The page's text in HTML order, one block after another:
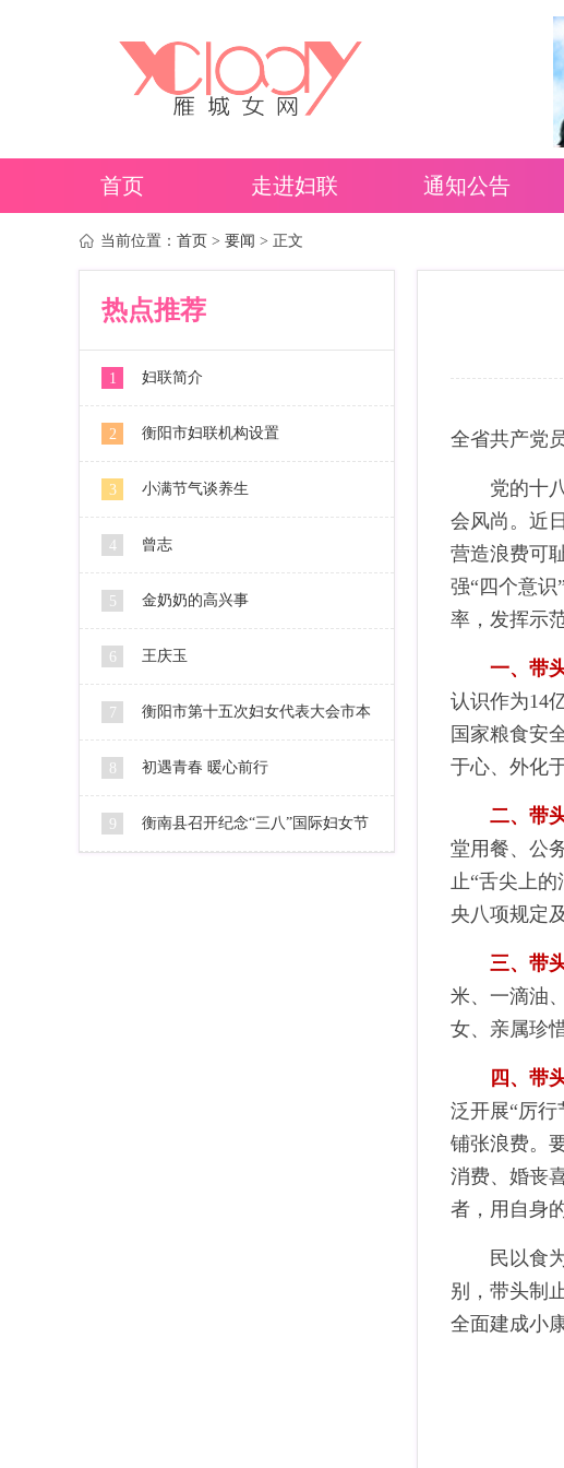
首页 走进妇联 通知公告
当前位置： 首页 > 要闻 > 正文
热点推荐
1 妇联简介
2 衡阳市妇联机构设置
3 小满节气谈养生
4 曾志
5 金奶奶的高兴事
6 王庆玉
7 衡阳市第十五次妇女代表大会市本
级代表人选公示
8 初遇青春 暖心前行
9 衡南县召开纪念“三八”国际妇女节
全省共产党
党的十
会风尚。近
营造浪费可
强“四个意识
率，发挥示
一、带
认识作为14
国家粮食安
于心、外化
二、带
堂用餐、公
止“舌尖上
央八项规定
三、带
米、一滴油
女、亲属珍
四、带
泛开展“厉
铺张浪费。
消费、婚丧
者，用自身
民以食
别，带头制
全面建成小